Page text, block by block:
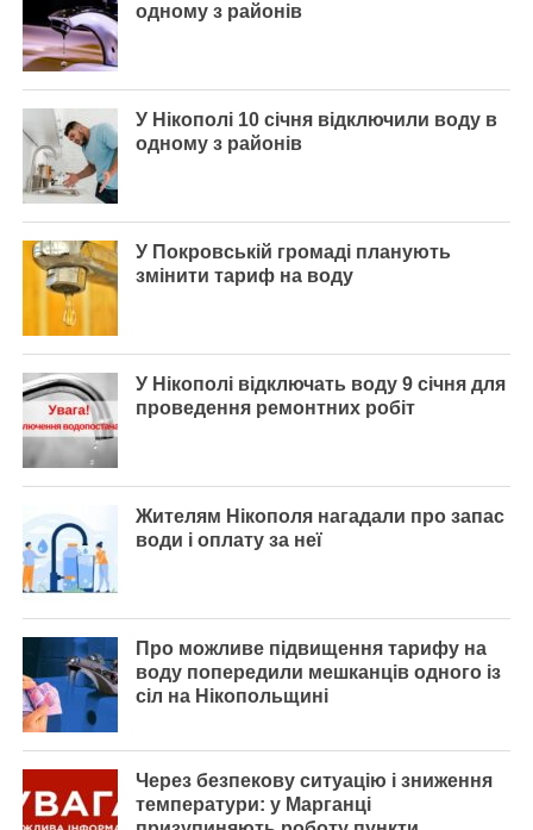
одному з районів
У Нікополі 10 січня відключили воду в
одному з районів
У Покровській громаді планують
змінити тариф на воду
У Нікополі відключать воду 9 січня для
проведення ремонтних робіт
Жителям Нікополя нагадали про запас
води і оплату за неї
Про можливе підвищення тарифу на
воду попередили мешканців одного із
сіл на Нікопольщині
Через безпекову ситуацію і зниження
температури: у Марганці